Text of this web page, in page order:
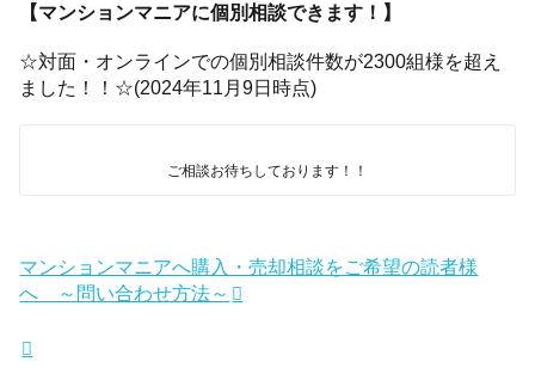
【マンションマニアに個別相談できます！】
☆対面・オンラインでの個別相談件数が2300組様を超え
ました！！☆(2024年11月9日時点)
ご相談お待ちしております！！
マンションマニアへ購入・売却相談をご希望の読者様
へ ～問い合わせ方法～